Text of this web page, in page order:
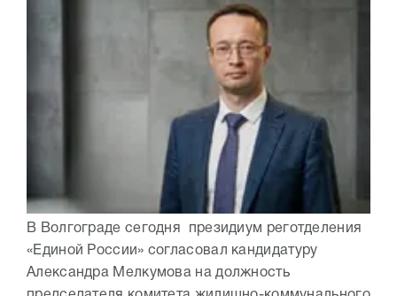
В Волгограде сегодня президиум реготделения
«Единой России» согласовал кандидатуру
Александра Мелкумова на должность